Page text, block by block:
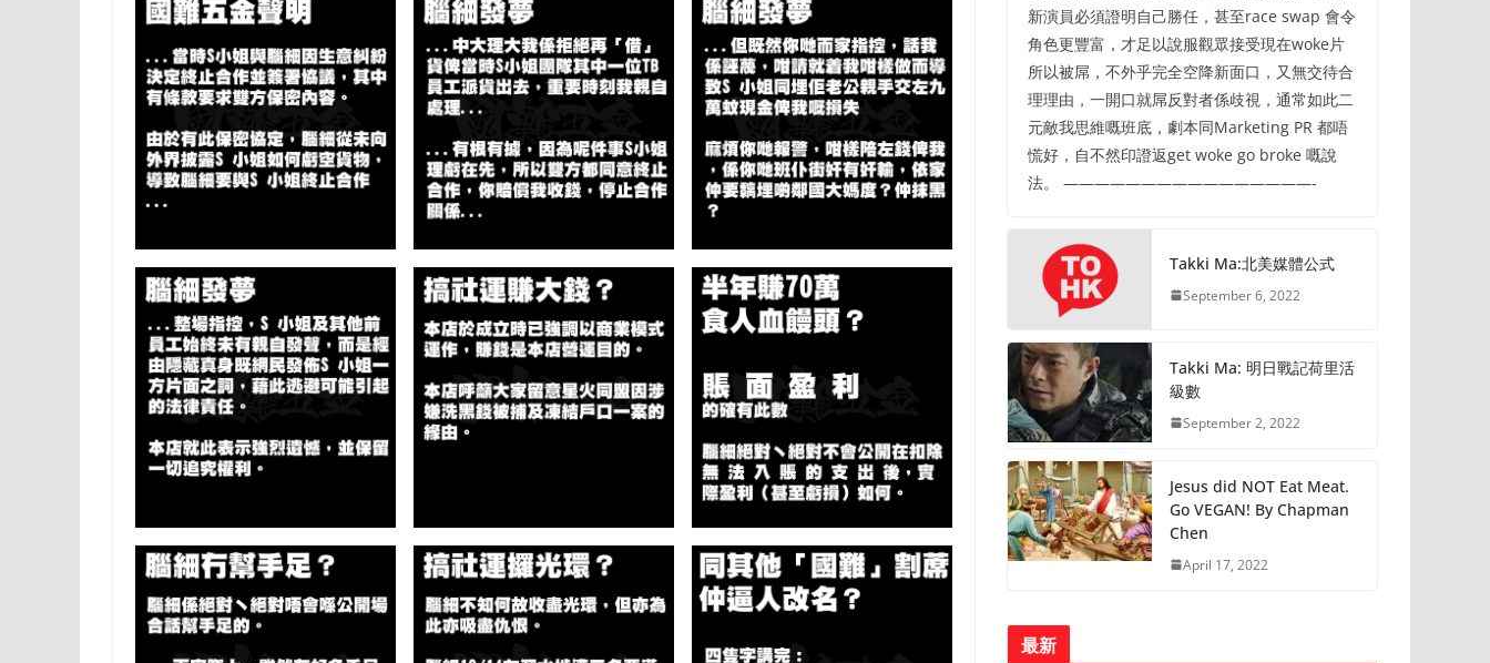
新演員必須證明自己勝任，甚至race swap 會令
角色更豐富，才足以說服觀眾接受現在woke片
所以被屌，不外乎完全空降新面口，又無交待合
理理由，一開口就屌反對者係歧視，通常如此二
元敵我思維嘅班底，劇本同Marketing PR 都唔
慌好，自不然印證返get woke go broke 嘅說
法。 ————————————————-
Takki Ma:北美媒體公式
September 6, 2022
Takki Ma: 明日戰記荷里活
級數
September 2, 2022
Jesus did NOT Eat Meat.
Go VEGAN! By Chapman
Chen
April 17, 2022
最新